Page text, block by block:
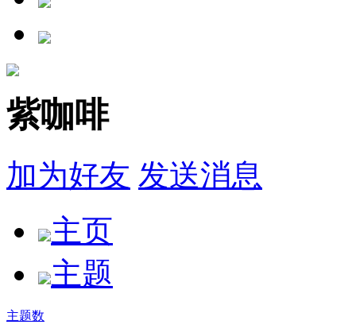
紫咖啡
加为好友 发送消息
主页
主题
主题数